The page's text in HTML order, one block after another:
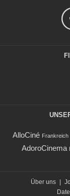
AlloCiné Frankreich
AdoroCinema
Über uns